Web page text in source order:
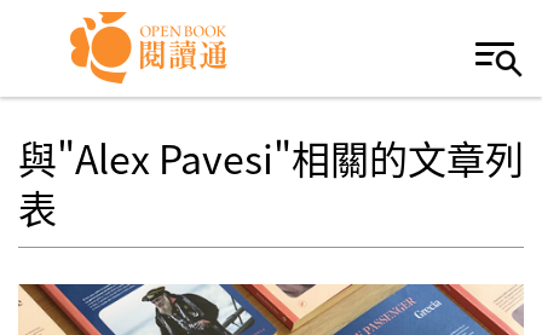
Skip to navigation
移至主內容
與"Alex Pavesi"相關的文章列
表